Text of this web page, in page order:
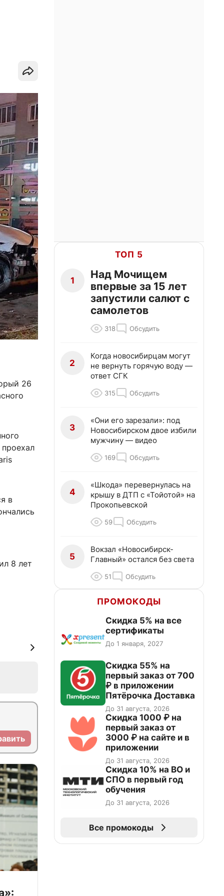
26
в
8 лет
ТОП 5
1
Над Мочищем
впервые за 15 лет
запустили салют с
самолетов
318 Обсудить
2
Когда новосибирцам могут
не вернуть горячую воду —
ответ СГК
315 Обсудить
3
«Они его зарезали»: под
Новосибирском двое избили
мужчину — видео
169 Обсудить
4
«Шкода» перевернулась на
крышу в ДТП с «Тойотой» на
Прокопьевской
59 Обсудить
5
Вокзал «Новосибирск-
Главный» остался без света
51 Обсудить
ПРОМОКОДЫ
Скидка 5% на все
сертификаты
До 1 января, 2027
Скидка 55% на
первый заказ от 700
₽ в приложении
Пятёрочка Доставка
До 31 августа, 2026
Скидка 1000 ₽ на
первый заказ от
3000 ₽ на сайте и в
приложении
До 31 августа, 2026
Скидка 10% на ВО и
СПО в первый год
обучения
До 31 августа, 2026
Все промокоды